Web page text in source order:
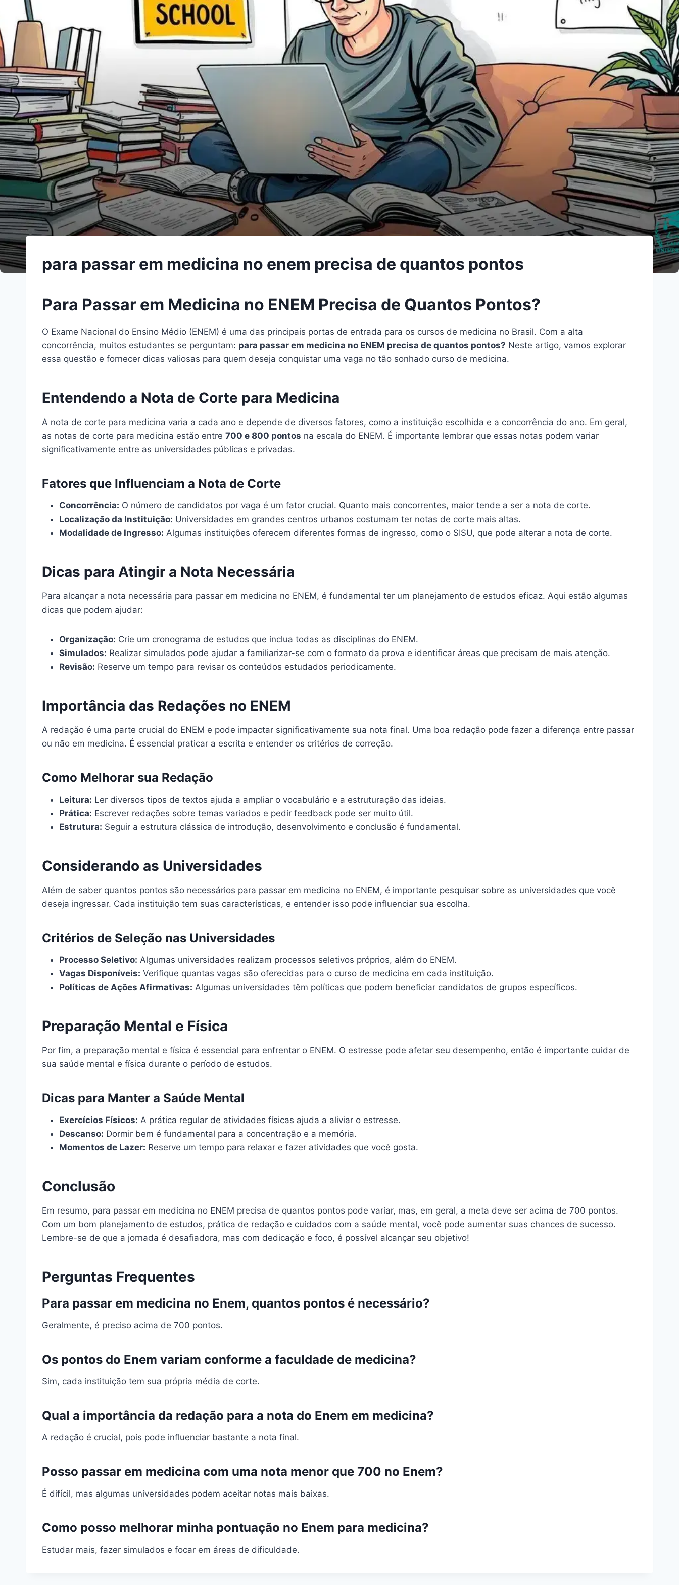
para passar em medicina no enem precisa de quantos pontos
Para Passar em Medicina no ENEM Precisa de Quantos Pontos?
O Exame Nacional do Ensino Médio (ENEM) é uma das principais portas de entrada para os cursos de medicina no Brasil. Com a alta
concorrência, muitos estudantes se perguntam: para passar em medicina no ENEM precisa de quantos pontos? Neste artigo, vamos explorar
essa questão e fornecer dicas valiosas para quem deseja conquistar uma vaga no tão sonhado curso de medicina.
Entendendo a Nota de Corte para Medicina
A nota de corte para medicina varia a cada ano e depende de diversos fatores, como a instituição escolhida e a concorrência do ano. Em geral,
as notas de corte para medicina estão entre 700 e 800 pontos na escala do ENEM. É importante lembrar que essas notas podem variar
significativamente entre as universidades públicas e privadas.
Fatores que Influenciam a Nota de Corte
Concorrência: O número de candidatos por vaga é um fator crucial. Quanto mais concorrentes, maior tende a ser a nota de corte.
Localização da Instituição: Universidades em grandes centros urbanos costumam ter notas de corte mais altas.
Modalidade de Ingresso: Algumas instituições oferecem diferentes formas de ingresso, como o SISU, que pode alterar a nota de corte.
Dicas para Atingir a Nota Necessária
Para alcançar a nota necessária para passar em medicina no ENEM, é fundamental ter um planejamento de estudos eficaz. Aqui estão algumas
dicas que podem ajudar:
Organização: Crie um cronograma de estudos que inclua todas as disciplinas do ENEM.
Simulados: Realizar simulados pode ajudar a familiarizar-se com o formato da prova e identificar áreas que precisam de mais atenção.
Revisão: Reserve um tempo para revisar os conteúdos estudados periodicamente.
Importância das Redações no ENEM
A redação é uma parte crucial do ENEM e pode impactar significativamente sua nota final. Uma boa redação pode fazer a diferença entre passar
ou não em medicina. É essencial praticar a escrita e entender os critérios de correção.
Como Melhorar sua Redação
Leitura: Ler diversos tipos de textos ajuda a ampliar o vocabulário e a estruturação das ideias.
Prática: Escrever redações sobre temas variados e pedir feedback pode ser muito útil.
Estrutura: Seguir a estrutura clássica de introdução, desenvolvimento e conclusão é fundamental.
Considerando as Universidades
Além de saber quantos pontos são necessários para passar em medicina no ENEM, é importante pesquisar sobre as universidades que você
deseja ingressar. Cada instituição tem suas características, e entender isso pode influenciar sua escolha.
Critérios de Seleção nas Universidades
Processo Seletivo: Algumas universidades realizam processos seletivos próprios, além do ENEM.
Vagas Disponíveis: Verifique quantas vagas são oferecidas para o curso de medicina em cada instituição.
Políticas de Ações Afirmativas: Algumas universidades têm políticas que podem beneficiar candidatos de grupos específicos.
Preparação Mental e Física
Por fim, a preparação mental e física é essencial para enfrentar o ENEM. O estresse pode afetar seu desempenho, então é importante cuidar de
sua saúde mental e física durante o período de estudos.
Dicas para Manter a Saúde Mental
Exercícios Físicos: A prática regular de atividades físicas ajuda a aliviar o estresse.
Descanso: Dormir bem é fundamental para a concentração e a memória.
Momentos de Lazer: Reserve um tempo para relaxar e fazer atividades que você gosta.
Conclusão
Em resumo, para passar em medicina no ENEM precisa de quantos pontos pode variar, mas, em geral, a meta deve ser acima de 700 pontos.
Com um bom planejamento de estudos, prática de redação e cuidados com a saúde mental, você pode aumentar suas chances de sucesso.
Lembre-se de que a jornada é desafiadora, mas com dedicação e foco, é possível alcançar seu objetivo!
Perguntas Frequentes
Para passar em medicina no Enem, quantos pontos é necessário?
Geralmente, é preciso acima de 700 pontos.
Os pontos do Enem variam conforme a faculdade de medicina?
Sim, cada instituição tem sua própria média de corte.
Qual a importância da redação para a nota do Enem em medicina?
A redação é crucial, pois pode influenciar bastante a nota final.
Posso passar em medicina com uma nota menor que 700 no Enem?
É difícil, mas algumas universidades podem aceitar notas mais baixas.
Como posso melhorar minha pontuação no Enem para medicina?
Estudar mais, fazer simulados e focar em áreas de dificuldade.